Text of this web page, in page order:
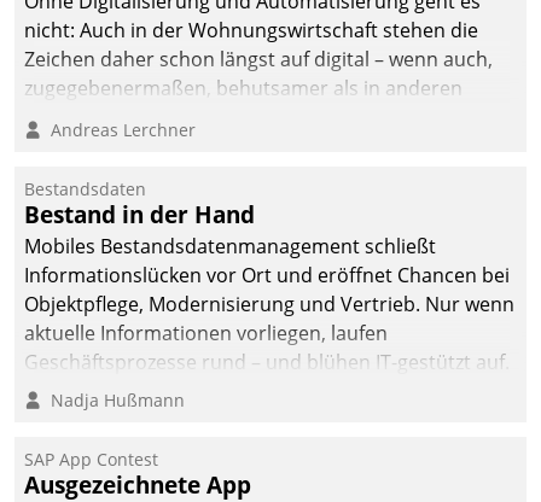
die Bereitschaft, sich zu überprüfen, zu hinterfragen
und zu verändern.
nicht: Auch in der Wohnungswirtschaft stehen die
Zeichen daher schon längst auf digital – wenn auch,
zugegebenermaßen, behutsamer als in anderen
Branchen.
Andreas Lerchner
Bestandsdaten
Bestand in der Hand
Mobiles Bestandsdatenmanagement schließt
Informationslücken vor Ort und eröffnet Chancen bei
Objektpflege, Modernisierung und Vertrieb. Nur wenn
aktuelle Informationen vorliegen, laufen
Geschäftsprozesse rund – und blühen IT-gestützt auf.
Nadja Hußmann
SAP App Contest
Ausgezeichnete App